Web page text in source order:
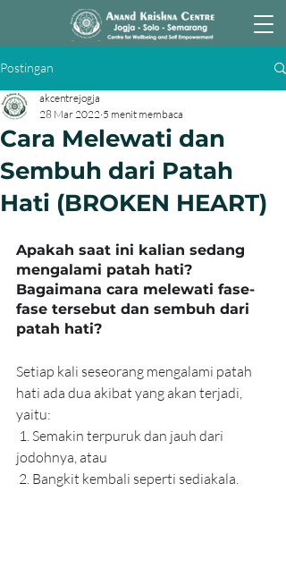
Postingan
Cara Melewati dan
Sembuh dari Patah
Hati (BROKEN HEART)
akcentrejogja
28 Mar 2022 5 menit membaca
Apakah saat ini kalian sedang
mengalami patah hati?
Bagaimana cara melewati fase-
fase tersebut dan sembuh dari
patah hati?
Setiap kali seseorang mengalami patah
hati ada dua akibat yang akan terjadi,
yaitu:
jodohnya, atau
2. Bangkit kembali seperti sediakala.